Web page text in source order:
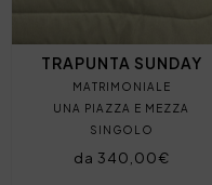
TRAPUNTA SUNDAY
MATRIMONIALE
UNA PIAZZA E MEZZA
SINGOLO
da 340,00€